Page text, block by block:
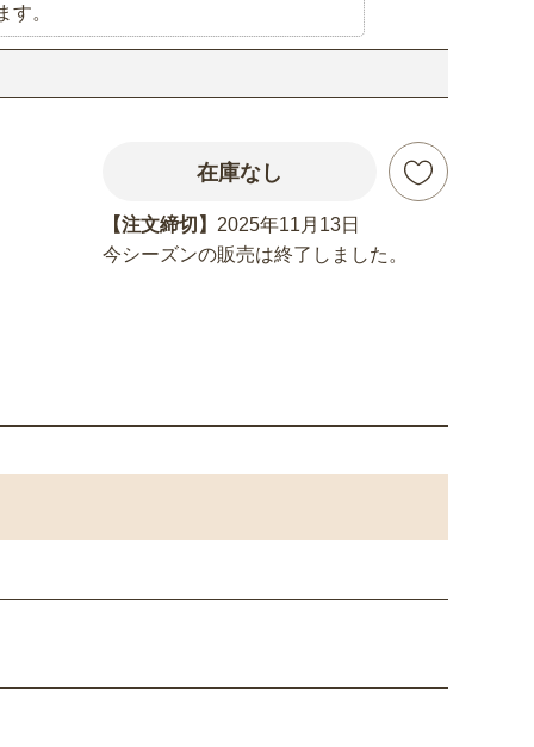
。
在庫なし
【注文締切】 2025年11月13日
今シーズンの販売は終了しました。